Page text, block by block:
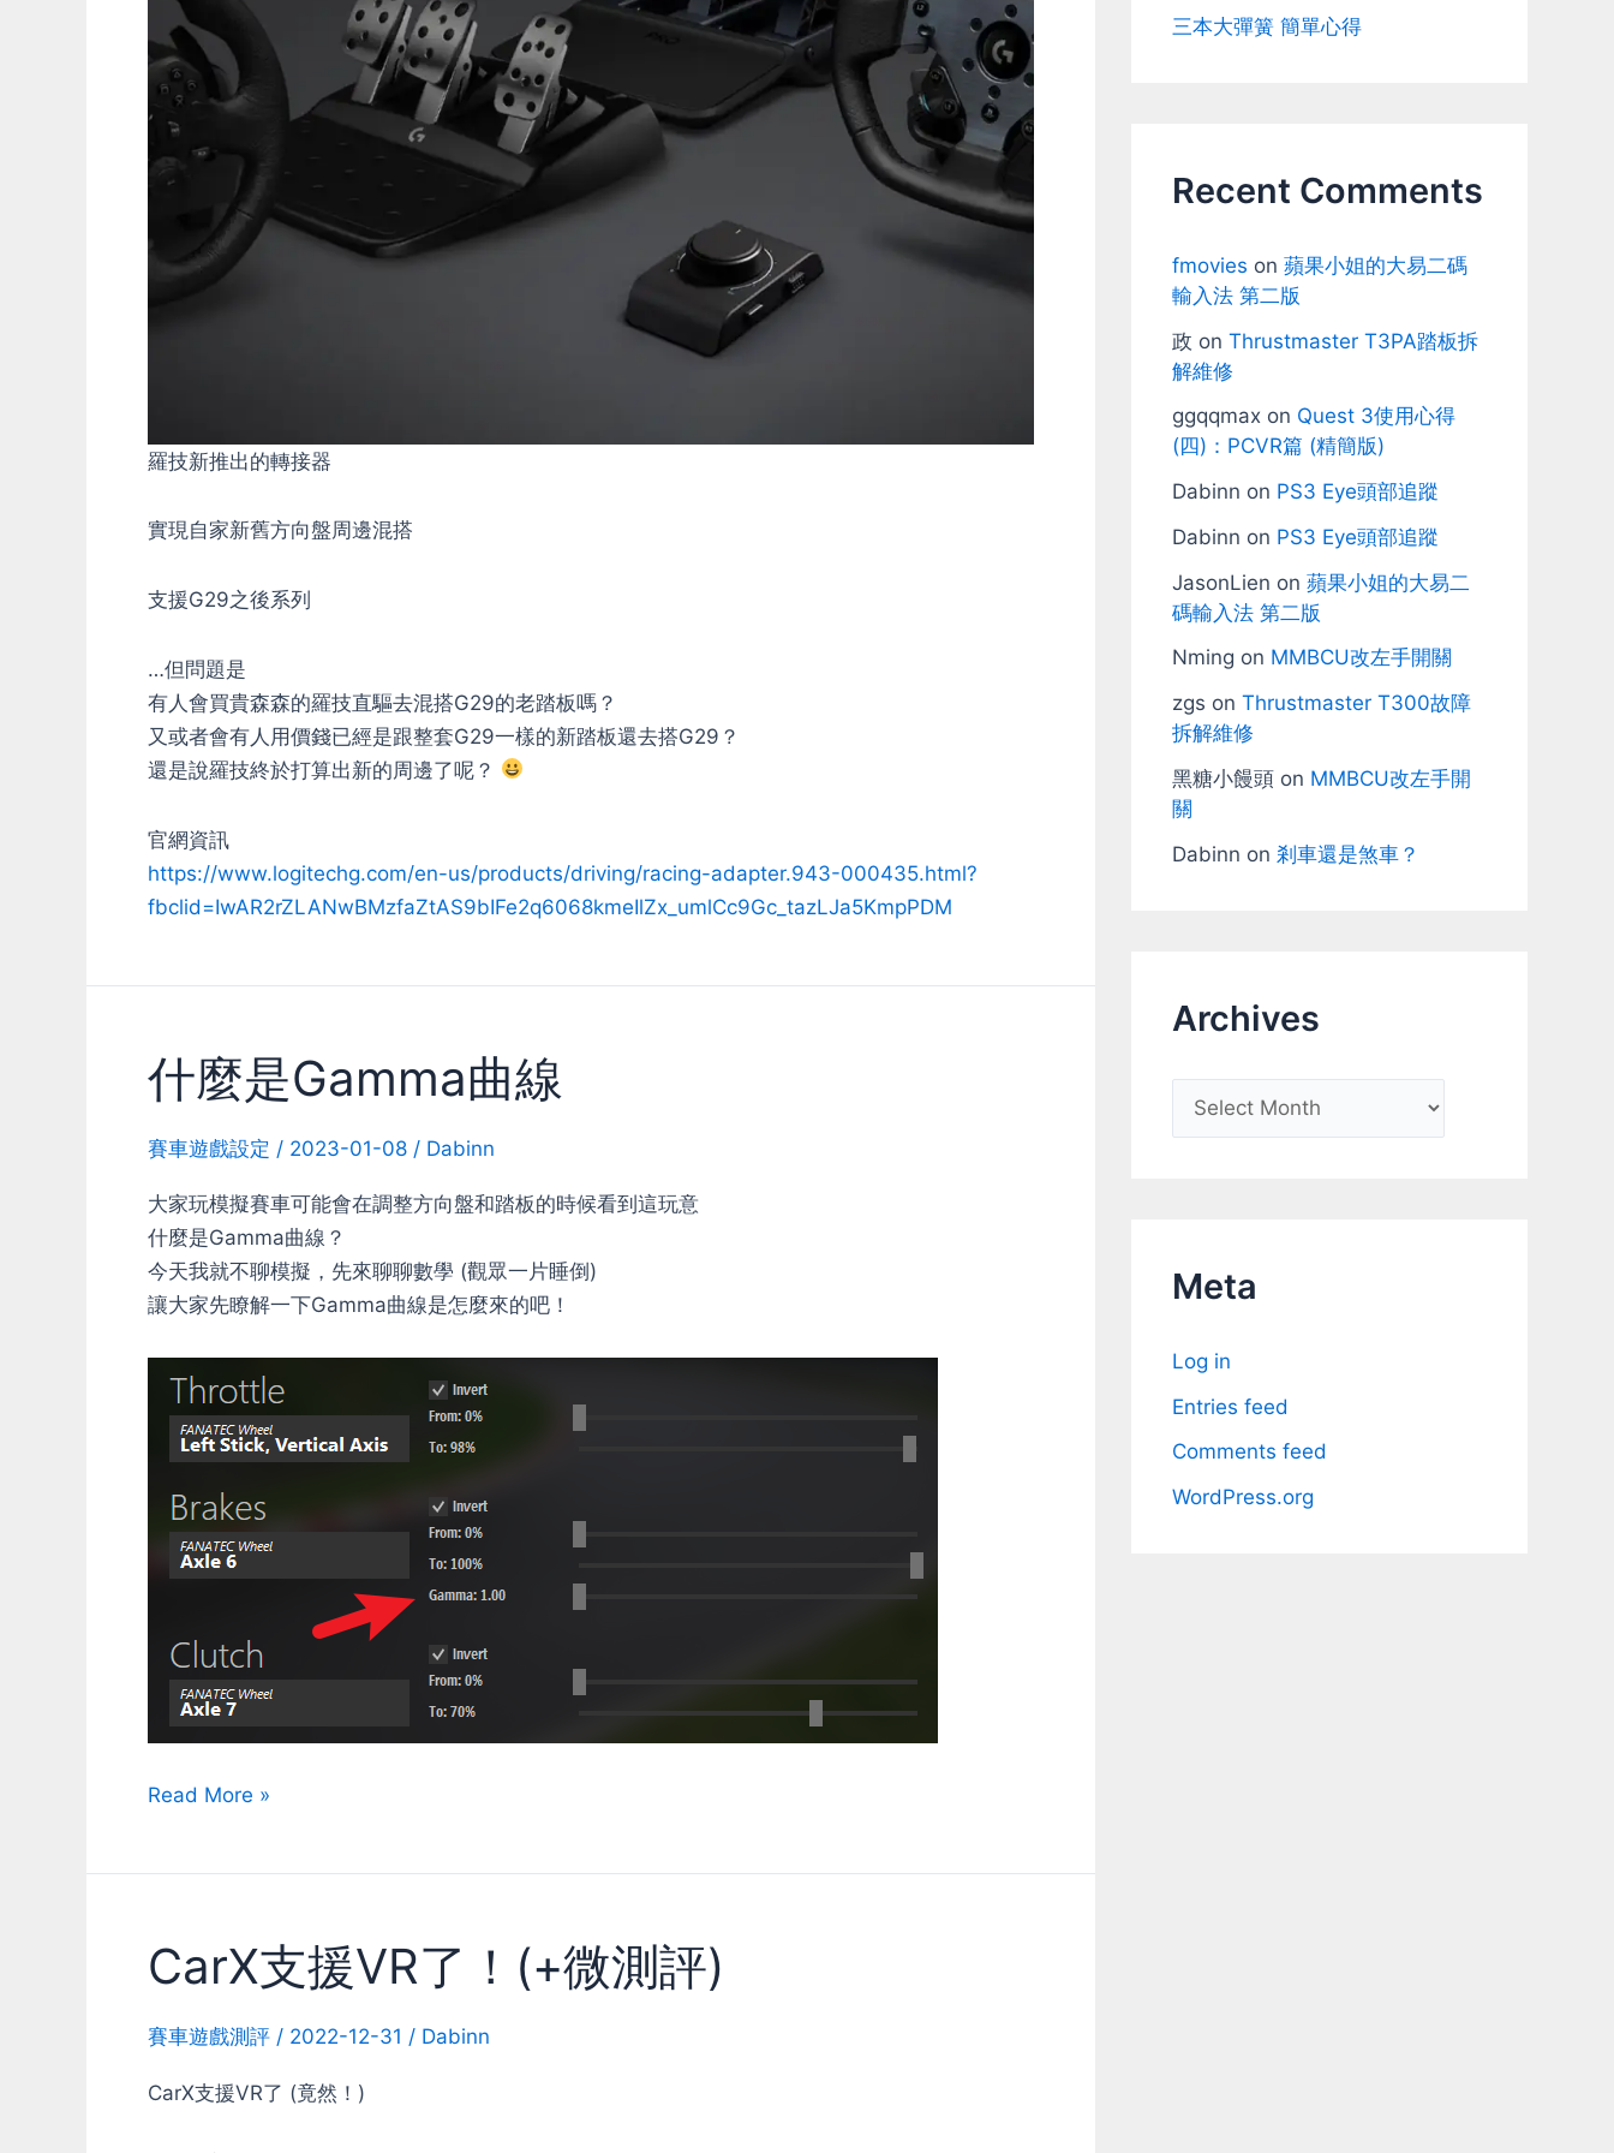
羅技新推出的轉接器
實現自家新舊方向盤周邊混搭
支援G29之後系列
…但問題是
有人會買貴森森的羅技直驅去混搭G29的老踏板嗎？
又或者會有人用價錢已經是跟整套G29一樣的新踏板還去搭G29？
還是說羅技終於打算出新的周邊了呢？
官網資訊
https://www.logitechg.com/en-us/products/driving/racing-adapter.943-000435.html?
fbclid=IwAR2rZLANwBMzfaZtAS9bIFe2q6068kmeIlZx_umlCc9Gc_tazLJa5KmpPDM
什麼是Gamma曲線
賽車遊戲設定 / 2023-01-08 / Dabinn
大家玩模擬賽車可能會在調整方向盤和踏板的時候看到這玩意
什麼是Gamma曲線？
今天我就不聊模擬，先來聊聊數學 (觀眾一片睡倒)
讓大家先瞭解一下Gamma曲線是怎麼來的吧！
什
線
Read More »
CarX支援VR了！(+微測評)
賽車遊戲測評 / 2022-12-31 / Dabinn
CarX支援VR了 (竟然！)
三本大彈簧 簡單心得
Recent Comments
fmovies on 蘋果小姐的大易二碼
輸入法 第二版
政 on Thrustmaster T3PA踏板拆
解維修
ggqqmax on Quest 3使用心得
(四)：PCVR篇 (精簡版)
Dabinn on PS3 Eye頭部追蹤
Dabinn on PS3 Eye頭部追蹤
JasonLien on 蘋果小姐的大易二
碼輸入法 第二版
Nming on MMBCU改左手開關
zgs on Thrustmaster T300故障
拆解維修
黑糖小饅頭 on MMBCU改左手開
關
Dabinn on 剎車還是煞車？
Archives
r
vMeta
Log in
Entries feed
Comments feed
WordPress.org